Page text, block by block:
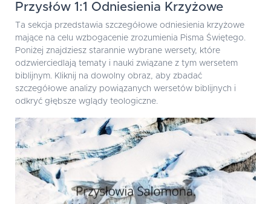
Przysłów 1:1 Odniesienia Krzyżowe
Ta sekcja przedstawia szczegółowe odniesienia krzyżowe
mające na celu wzbogacenie zrozumienia Pisma Świętego.
Poniżej znajdziesz starannie wybrane wersety, które
odzwierciedlają tematy i nauki związane z tym wersetem
biblijnym. Kliknij na dowolny obraz, aby zbadać
szczegółowe analizy powiązanych wersetów biblijnych i
odkryć głębsze wglądy teologiczne.